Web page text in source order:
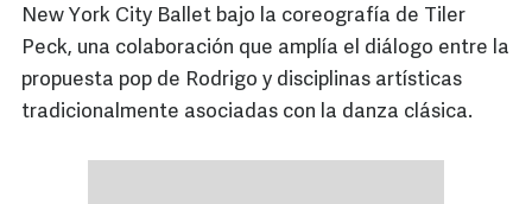
New York City Ballet bajo la coreografía de Tiler
Peck, una colaboración que amplía el diálogo entre la
propuesta pop de Rodrigo y disciplinas artísticas
tradicionalmente asociadas con la danza clásica.